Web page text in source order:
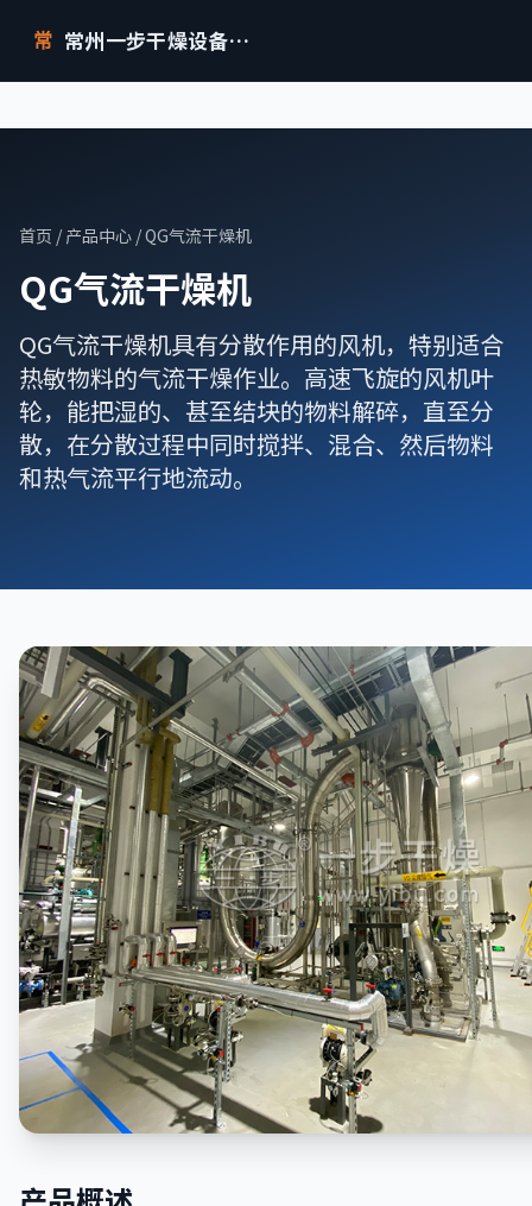
常 常州一步干燥设备有限公司
首页 / 产品中心 / QG气流干燥机
QG气流干燥机
QG气流干燥机具有分散作用的风机，特别适合
热敏物料的气流干燥作业。高速飞旋的风机叶
轮，能把湿的、甚至结块的物料解碎，直至分
散，在分散过程中同时搅拌、混合、然后物料
和热气流平行地流动。